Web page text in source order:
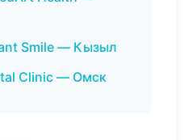
Smile — Кызыл
Clinic — Омск